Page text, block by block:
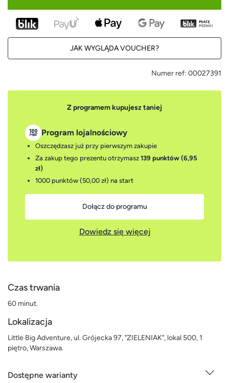
JAK WYGLĄDA VOUCHER?
Numer ref: 00027391
Z programem kupujesz taniej
Program lojalnościowy
Oszczędzasz już przy pierwszym zakupie
Za zakup tego prezentu otrzymasz 139 punktów (6,95
zł)
1000 punktów (50,00 zł) na start
Dołącz do programu
Dowiedz się więcej
Czas trwania
60 minut.
Lokalizacja
Little Big Adventure, ul. Grójecka 97, "ZIELENIAK", lokal 500, 1
piętro, Warszawa.
Dostępne warianty